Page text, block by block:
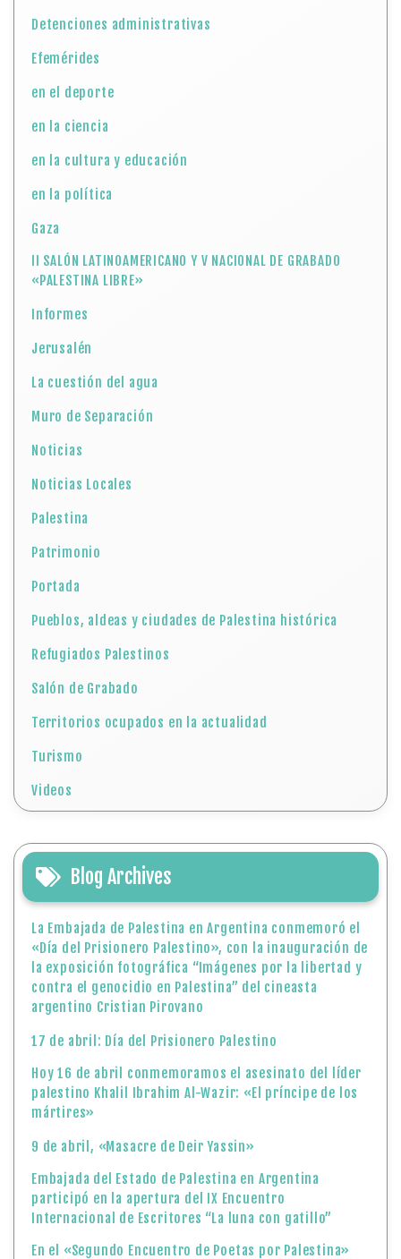
Detenciones administrativas
Efemérides
en el deporte
en la ciencia
en la cultura y educación
en la política
Gaza
II SALÓN LATINOAMERICANO Y V NACIONAL DE GRABADO
«PALESTINA LIBRE»
Informes
Jerusalén
La cuestión del agua
Muro de Separación
Noticias
Noticias Locales
Palestina
Patrimonio
Portada
Pueblos, aldeas y ciudades de Palestina histórica
Refugiados Palestinos
Salón de Grabado
Territorios ocupados en la actualidad
Turismo
Videos
Blog Archives
La Embajada de Palestina en Argentina conmemoró el
«Día del Prisionero Palestino», con la inauguración de
la exposición fotográfica “Imágenes por la libertad y
contra el genocidio en Palestina” del cineasta
argentino Cristian Pirovano
17 de abril: Día del Prisionero Palestino
Hoy 16 de abril conmemoramos el asesinato del líder
palestino Khalil Ibrahim Al-Wazir: «El príncipe de los
mártires»
9 de abril, «Masacre de Deir Yassin»
Embajada del Estado de Palestina en Argentina
participó en la apertura del IX Encuentro
Internacional de Escritores “La luna con gatillo”
En el «Segundo Encuentro de Poetas por Palestina»